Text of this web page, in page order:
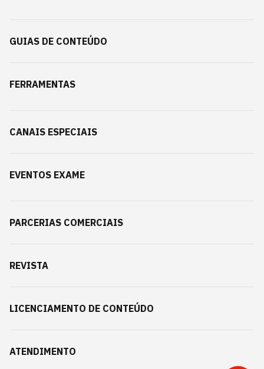
GUIAS DE CONTEÚDO
FERRAMENTAS
CANAIS ESPECIAIS
EVENTOS EXAME
PARCERIAS COMERCIAIS
REVISTA
LICENCIAMENTO DE CONTEÚDO
ATENDIMENTO